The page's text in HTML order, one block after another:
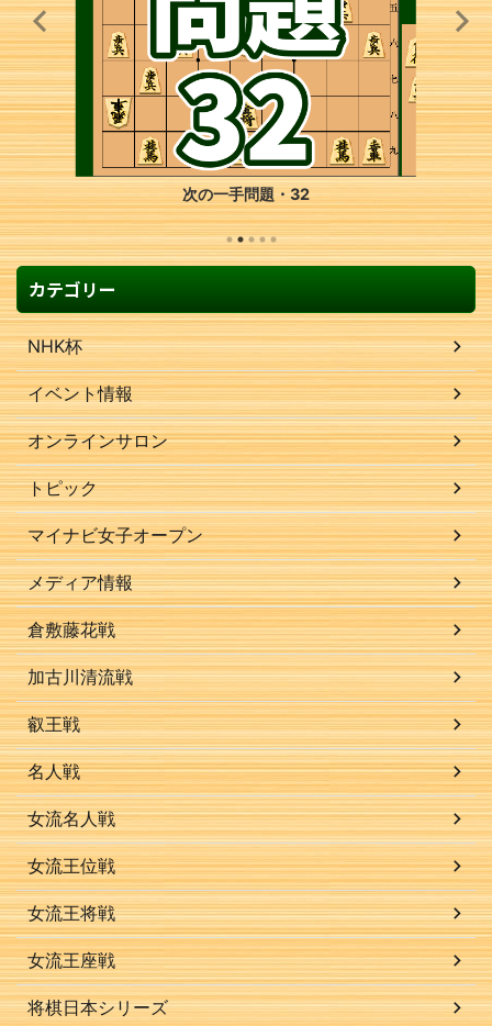
次の一手問題・10
カテゴリー
NHK杯
イベント情報
オンラインサロン
トピック
マイナビ女子オープン
メディア情報
倉敷藤花戦
加古川清流戦
叡王戦
名人戦
女流名人戦
女流王位戦
女流王将戦
女流王座戦
将棋日本シリーズ